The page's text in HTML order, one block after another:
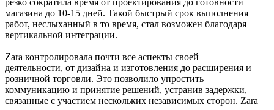
магазина до 10-15 дней. Такой быстрый срок выполнения
работ, неслыханный в то время, стал возможен благодаря
вертикальной интеграции.
Zara контролировала почти все аспекты своей
деятельности, от дизайна и изготовления до расширения и
розничной торговли. Это позволило упростить
коммуникацию и принятие решений, устранив задержки,
связанные с участием нескольких независимых сторон. Zara